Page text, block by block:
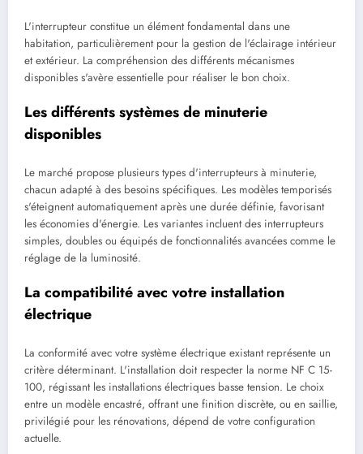
L'interrupteur constitue un élément fondamental dans une
habitation, particulièrement pour la gestion de l'éclairage intérieur
et extérieur. La compréhension des différents mécanismes
disponibles s'avère essentielle pour réaliser le bon choix.
Les différents systèmes de minuterie
disponibles
Le marché propose plusieurs types d'interrupteurs à minuterie,
chacun adapté à des besoins spécifiques. Les modèles temporisés
s'éteignent automatiquement après une durée définie, favorisant
les économies d'énergie. Les variantes incluent des interrupteurs
simples, doubles ou équipés de fonctionnalités avancées comme le
réglage de la luminosité.
La compatibilité avec votre installation
électrique
La conformité avec votre système électrique existant représente un
critère déterminant. L'installation doit respecter la norme NF C 15-
100, régissant les installations électriques basse tension. Le choix
entre un modèle encastré, offrant une finition discrète, ou en saillie,
privilégié pour les rénovations, dépend de votre configuration
actuelle.